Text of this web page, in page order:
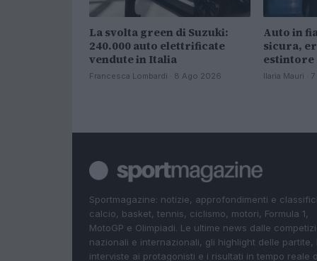
La svolta green di Suzuki:
240.000 auto elettrificate
vendute in Italia
Francesca Lombardi · 8 Ago 2026
Auto in
sicura,
estintore
Ilaria Mauri ·
Sportmagazine: notizie, approfondimenti e
calcio, basket, tennis, ciclismo, motori, Formula 1,
MotoGP e Olimpiadi. Le ultime news dalle
nazionali e internazionali, gli highlight delle partite,
interviste ai protagonisti e i risultati in tempo reale